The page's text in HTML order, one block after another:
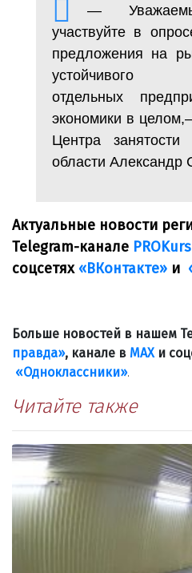
—
участвуйте в
предложения на
устойчивого
отдельных
экономики в
Центра занятости
области Александр
Актуальные новости
Telegram-канале
соцсетях «ВКонтакте» и
Больше новостей в нашем
правда», канале в МАХи
«Одноклассники».
Читайте также